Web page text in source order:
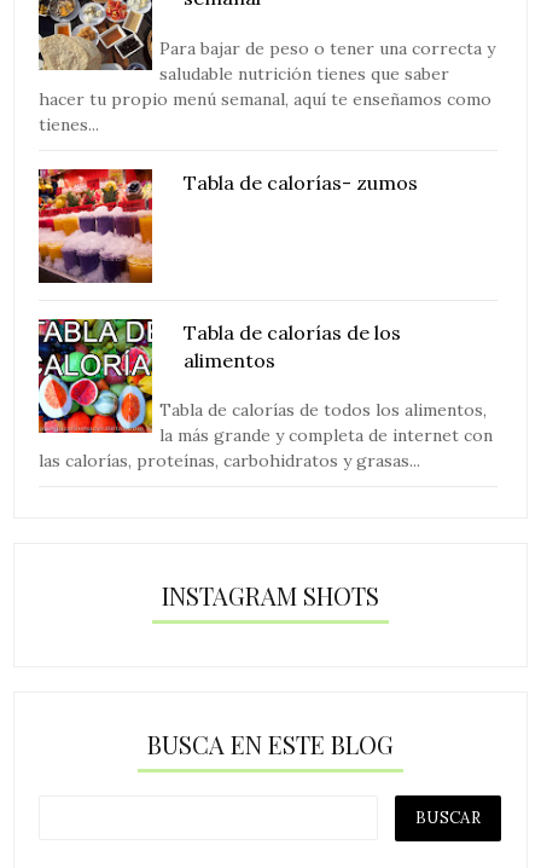
Para bajar de peso o tener una correcta y
saludable nutrición tienes que saber
hacer tu propio menú semanal, aquí te enseñamos como
tienes...
Tabla de calorías- zumos
Tabla de calorías de los
alimentos
Tabla de calorías de todos los alimentos,
la más grande y completa de internet con
las calorías, proteínas, carbohidratos y grasas...
INSTAGRAM SHOTS
BUSCA EN ESTE BLOG